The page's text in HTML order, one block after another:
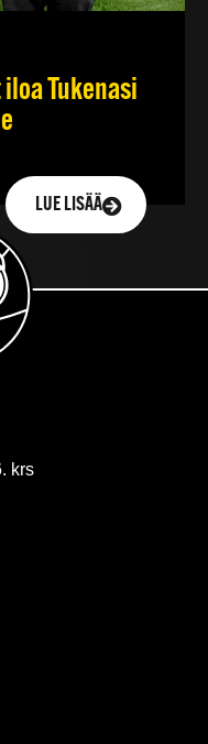
Tukenasi
LUE LISÄÄ
krs